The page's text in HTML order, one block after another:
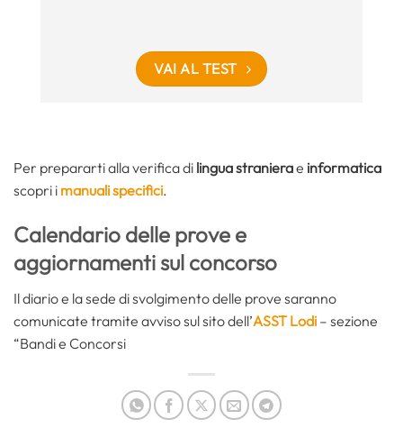
VAI AL TEST
Per prepararti alla verifica di lingua stranierae informatica
scopri i manuali specifici.
Calendario delle prove e
aggiornamenti sul concorso
Il diario e la sede di svolgimento delle prove saranno
comunicate tramite avviso sul sito dell’ASST Lodi – sezione
“Bandi e Concorsi